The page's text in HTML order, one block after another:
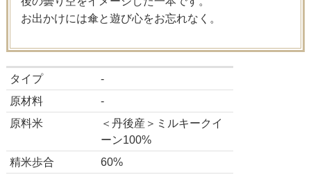
お出かけには傘と遊び心をお忘れなく。
タイプ
-
原材料
-
原料米
＜丹後産＞ミルキークイ
ーン100%
精米歩合
60%